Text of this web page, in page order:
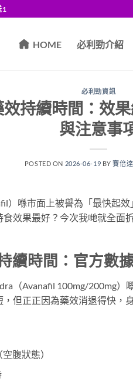
HOME 必利勁介紹
必利勁資訊
持續時間：效
與注意事
POSTED ON 2026-06-19 BY賽倍
）喺市面上被譽為「最快起
效果最好？今次我哋就全面
續時間：官方數
（Avanafil 100mg/200mg）
但正正因為藥效消退得快，
腹狀態）